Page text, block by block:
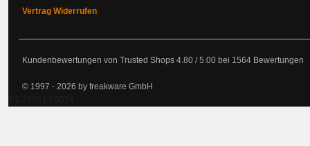
Vertrag Widerrufen
Kundenbewertungen von Trusted Shops 4.80 /5.00 bei 1564 Bewertungen
© 1997 - 2026 by freakware GmbH